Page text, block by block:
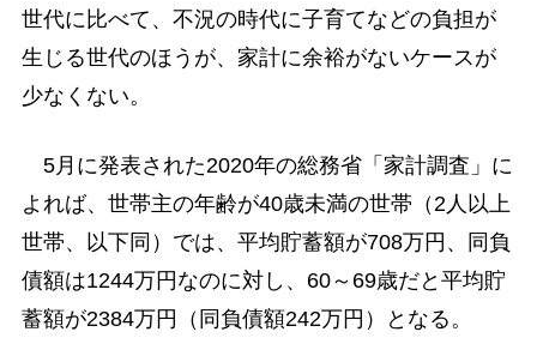
世代に比べて、不況の時代に子育てなどの負担が
生じる世代のほうが、家計に余裕がないケースが
少なくない。
5月に発表された2020年の総務省「家計調査」に
よれば、世帯主の年齢が40歳未満の世帯（2人以上
世帯、以下同）では、平均貯蓄額が708万円、同負
債額は1244万円なのに対し、60～69歳だと平均貯
蓄額が2384万円（同負債額242万円）となる。